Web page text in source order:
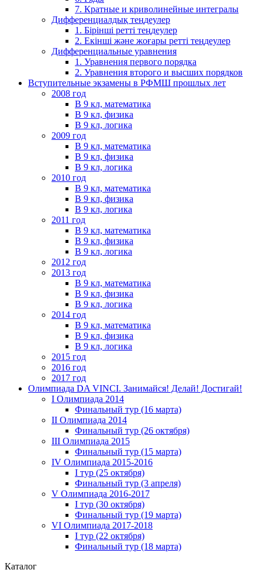
7. Кратные и криволинейные интегралы
Дифференциалдық теңдеулер
1. Бірінші ретті теңдеулер
2. Екінші және жоғары ретті теңдеулер
Дифференциальные уравнения
1. Уравнения первого порядка
2. Уравнения второго и высших порядков
Вступительные экзамены в РФМШ прошлых лет
2008 год
В 9 кл, математика
В 9 кл, физика
В 9 кл, логика
2009 год
В 9 кл, математика
В 9 кл, физика
В 9 кл, логика
2010 год
В 9 кл, математика
В 9 кл, физика
В 9 кл, логика
2011 год
В 9 кл, математика
В 9 кл, физика
В 9 кл, логика
2012 год
2013 год
В 9 кл, математика
В 9 кл, физика
В 9 кл, логика
2014 год
В 9 кл, математика
В 9 кл, физика
В 9 кл, логика
2015 год
2016 год
2017 год
Олимпиада DA VINCI. Занимайся! Делай! Достигай!
I Олимпиада 2014
Финальный тур (16 марта)
II Олимпиада 2014
Финальный тур (26 октября)
III Олимпиада 2015
Финальный тур (15 марта)
IV Олимпиада 2015-2016
I тур (25 октября)
Финальный тур (3 апреля)
V Олимпиада 2016-2017
I тур (30 октября)
Финальный тур (19 марта)
VI Олимпиада 2017-2018
I тур (22 октября)
Финальный тур (18 марта)
Каталог